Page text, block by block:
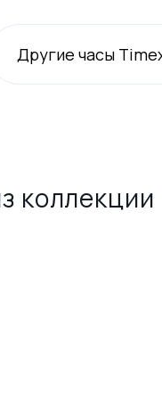
Другие часы
коллекции